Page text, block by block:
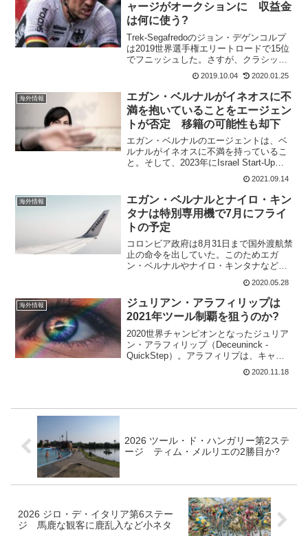
ャージがオークションに 収益金
は何に使う?
Trek-Segafredoのジョン・デゲンコルプ
は2019世界選手権エリートロードで15位
でフニッシュした。さすが、クラシック
スペシャリストで、厳しいレースほど真
価を発揮するライダーだ。そのデゲンコ
ルブが世界選手権で着ていたジャージを
オー...
2019.10.04 2020.01.25
海外情報
エガン・ベルナルがイネオスに不
満を抱いていることをエージェン
トが否定 移籍の可能性も却下
エガン・ベルナルのエージェントは、ベ
ルナルがイネオスに不満を持っているこ
と。そして、2023年にIsrael Start-Up
Nationに移籍するために、長期契約を破
棄するというニュースを否定した。何
故、エガン・ベルナルがイネオスに不
満...
2021.09.14
海外情報
エガン・ベルナルとナイロ・キン
タナは特別専用機で7月にフライ
トの予定
コロンビア政府は8月31日まで国外渡航禁
止の命令を出していた。このためエガ
ン・ベルナルやナイロ・キンタナなど多
くのコロンビアのライダーは8月29日スタ
ートのツール・ド・フランスに間に合わ
ない可能性があった。だが、コロンビア
自転車連盟はすでに...
2020.05.28
海外情報
ジュリアン・アラフィリップは
2021年ツール制覇を狙うのか?
2020世界チャンピオンとなったジュリア
ン・アラフィリップ（Deceuninck -
QuickStep）。アラフィリプは、キャリ
アの中であと1つだけ勝てるとしたらツー
ル・ド・フランスだと語った。だが、
2020.11.18
2026 ツール・ド・ハンガリー第2ステ
ージ ティム・メルリエの2勝目か?
2026 ジロ・デ・イタリア第6ステー
ジ 馬鹿な観客に鹿乱入など小ネタ